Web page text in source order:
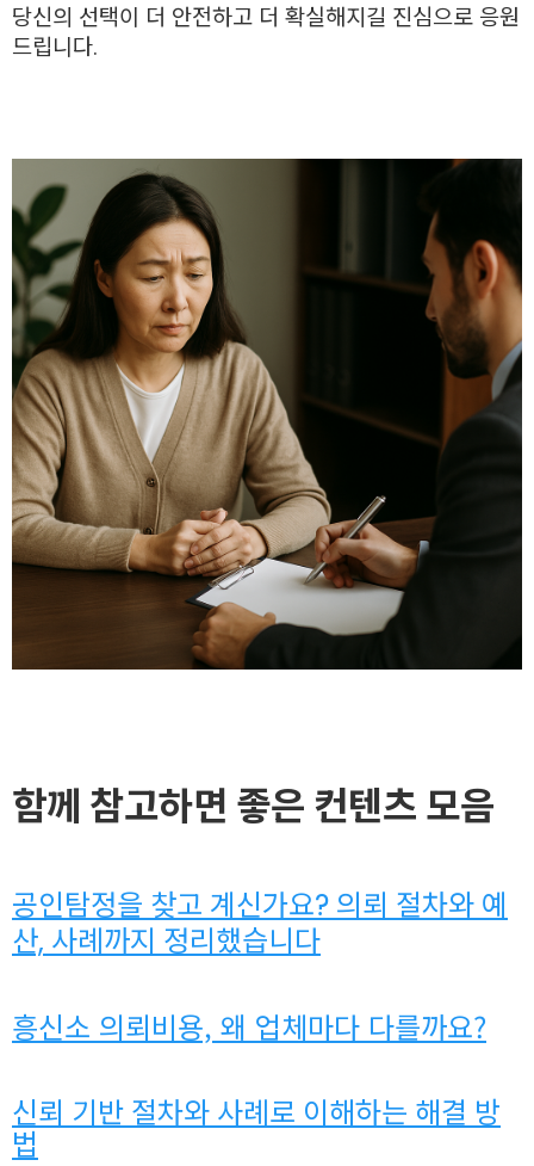
당신의 선택이 더 안전하고 더 확실해지길 진심으로 응원
드립니다.
함께 참고하면 좋은 컨텐츠 모음
공인탐정을 찾고 계신가요? 의뢰 절차와 예
산, 사례까지 정리했습니다
흥신소 의뢰비용, 왜 업체마다 다를까요?
신뢰 기반 절차와 사례로 이해하는 해결 방
법